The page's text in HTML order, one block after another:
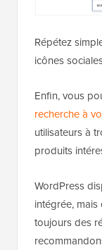
Répétez
icônes
Enfin, vous
recherche à
utilisateurs à
produits
WordPress
intégrée,
toujours des